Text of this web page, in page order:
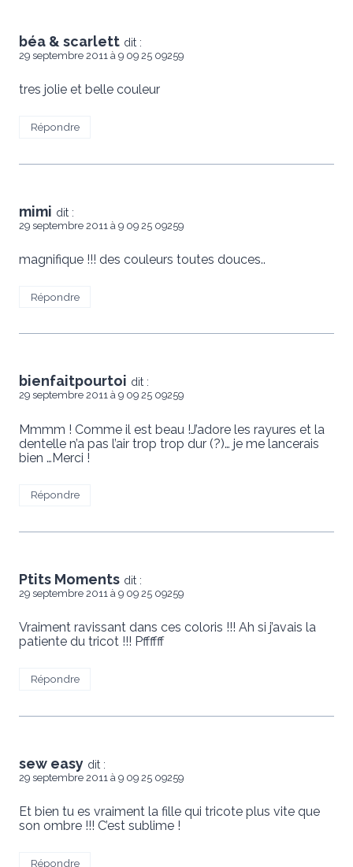
béa & scarlett dit :
29 septembre 2011 à 9 09 25 09259
tres jolie et belle couleur
Répondre
mimi dit :
29 septembre 2011 à 9 09 25 09259
magnifique !!! des couleurs toutes douces..
Répondre
bienfaitpourtoi dit :
29 septembre 2011 à 9 09 25 09259
Mmmm ! Comme il est beau !J’adore les rayures et la
dentelle n’a pas l’air trop trop dur (?)… je me lancerais
bien …Merci !
Répondre
Ptits Moments dit :
29 septembre 2011 à 9 09 25 09259
Vraiment ravissant dans ces coloris !!! Ah si j’avais la
patiente du tricot !!! Pffffff
Répondre
sew easy dit :
29 septembre 2011 à 9 09 25 09259
Et bien tu es vraiment la fille qui tricote plus vite que
son ombre !!! C’est sublime !
Répondre